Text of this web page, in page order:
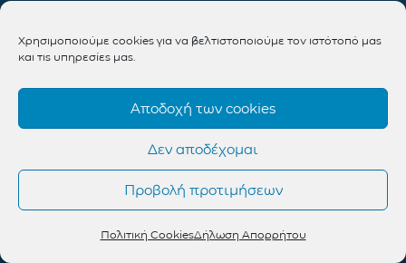
Χρησιμοποιούμε cookies για να βελτιστοποιούμε τον ιστότοπό μας
και τις υπηρεσίες μας.
Αποδοχή των cookies
Δεν αποδέχομαι
Προβολή προτιμήσεων
Πολιτική CookiesΔήλωση Απορρήτου
Όροι χρήσης